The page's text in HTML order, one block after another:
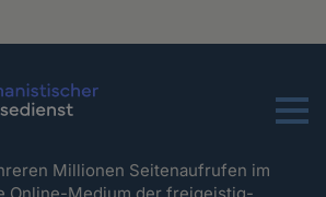
Menu
Millionen Seitenaufrufen im